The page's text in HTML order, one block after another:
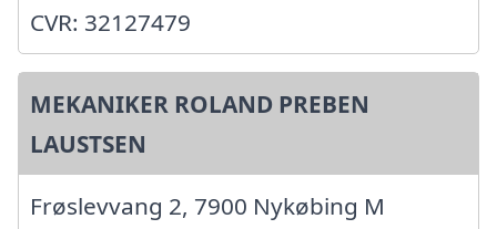
CVR: 32127479
MEKANIKER ROLAND PREBEN
LAUSTSEN
Frøslevvang 2, 7900 Nykøbing M